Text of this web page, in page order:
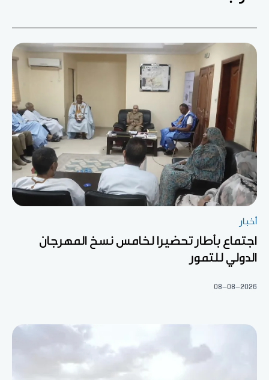
أخبار
اجتماع بأطار تحضيرا لخامس نسخ المهرجان
الدولي للتمور
08-08-2026